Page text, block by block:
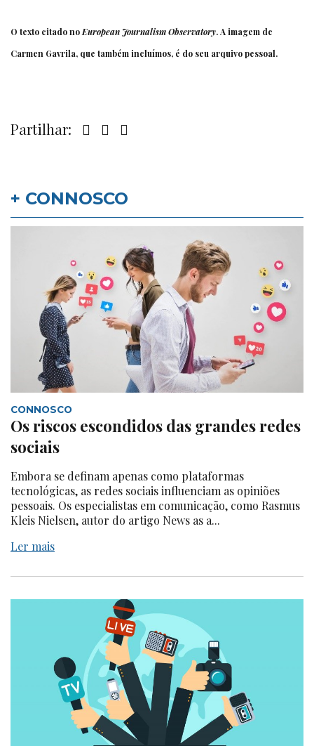
O texto citado noEuropean Journalism Observatory. A imagem de
Carmen Gavrila, que também incluímos, é do seu arquivo pessoal.
Partilhar:
+ CONNOSCO
CONNOSCO
Os riscos escondidos das grandes redes
sociais
Embora se definam apenas como plataformas
tecnológicas, as redes sociais influenciam as opiniões
pessoais. Os especialistas em comunicação, como Rasmus
Kleis Nielsen, autor do artigo News as a...
Ler mais